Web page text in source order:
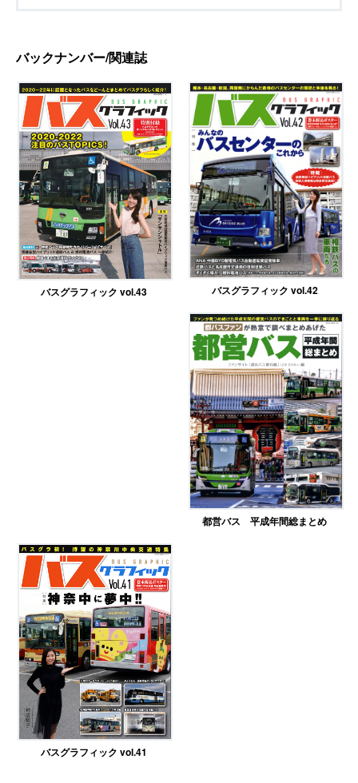
バックナンバー/関連誌
バスグラフィック vol.43 バスグラフィック vol.42
都営バス 平成年間総まとめ
バスグラフィック vol.41